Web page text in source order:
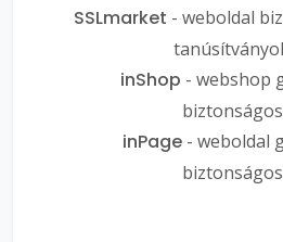
SSLmarket - weboldal
inShop - webshop
inPage- weboldal